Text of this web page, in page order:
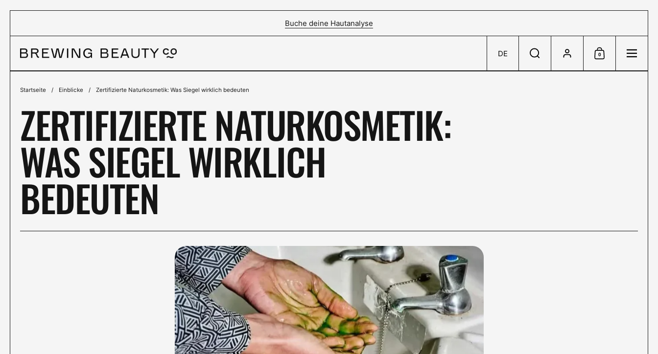
Buche deine Hautanalyse
DE
Sprache/Währung wählen
Suche
Konto
Einkaufswagen
0 Menü
Startseite / Einblicke / Zertifizierte Naturkosmetik: Was Siegel wirklich bedeuten
ZERTIFIZIERTE NATURKOSMETIK:
WAS SIEGEL WIRKLICH
BEDEUTEN